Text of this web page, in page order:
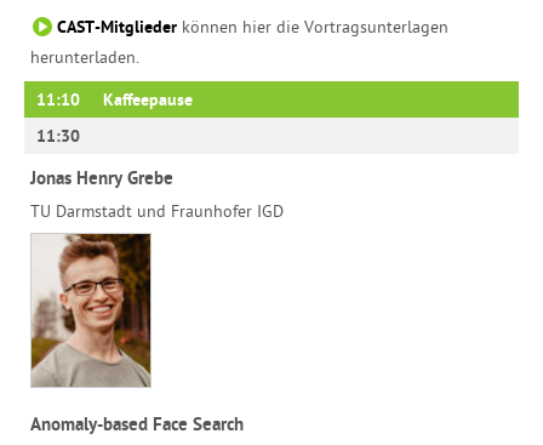
CAST-Mitglieder können hier die Vortragsunterlagen
herunterladen.
11:10
Kaffeepause
11:30
Jonas Henry Grebe
TU Darmstadt und Fraunhofer IGD
Anomaly-based Face Search